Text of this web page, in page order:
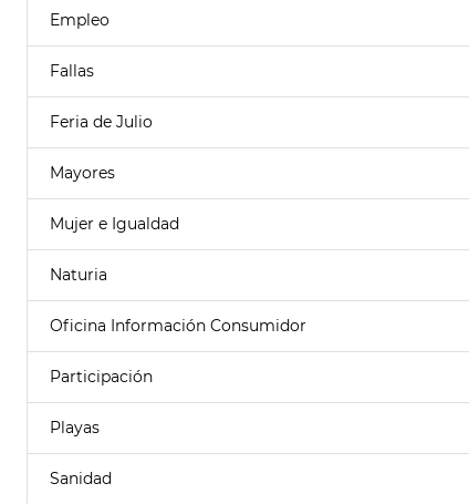
Empleo
Fallas
Feria de Julio
Mayores
Mujer e Igualdad
Naturia
Oficina Información Consumidor
Participación
Playas
Sanidad